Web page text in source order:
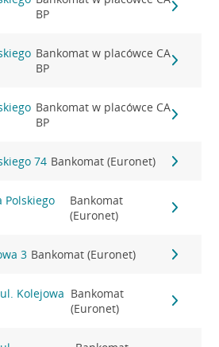
BP
Bankomat w placówce CA
BP
Bankomat w placówce CA
BP
74 Bankomat (Euronet)
Polskiego
Bankomat
(Euronet)
3 Bankomat (Euronet)
Kolejowa Bankomat
(Euronet)